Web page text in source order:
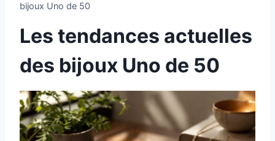
bijoux Uno de 50
Les tendances actuelles
des bijoux Uno de 50